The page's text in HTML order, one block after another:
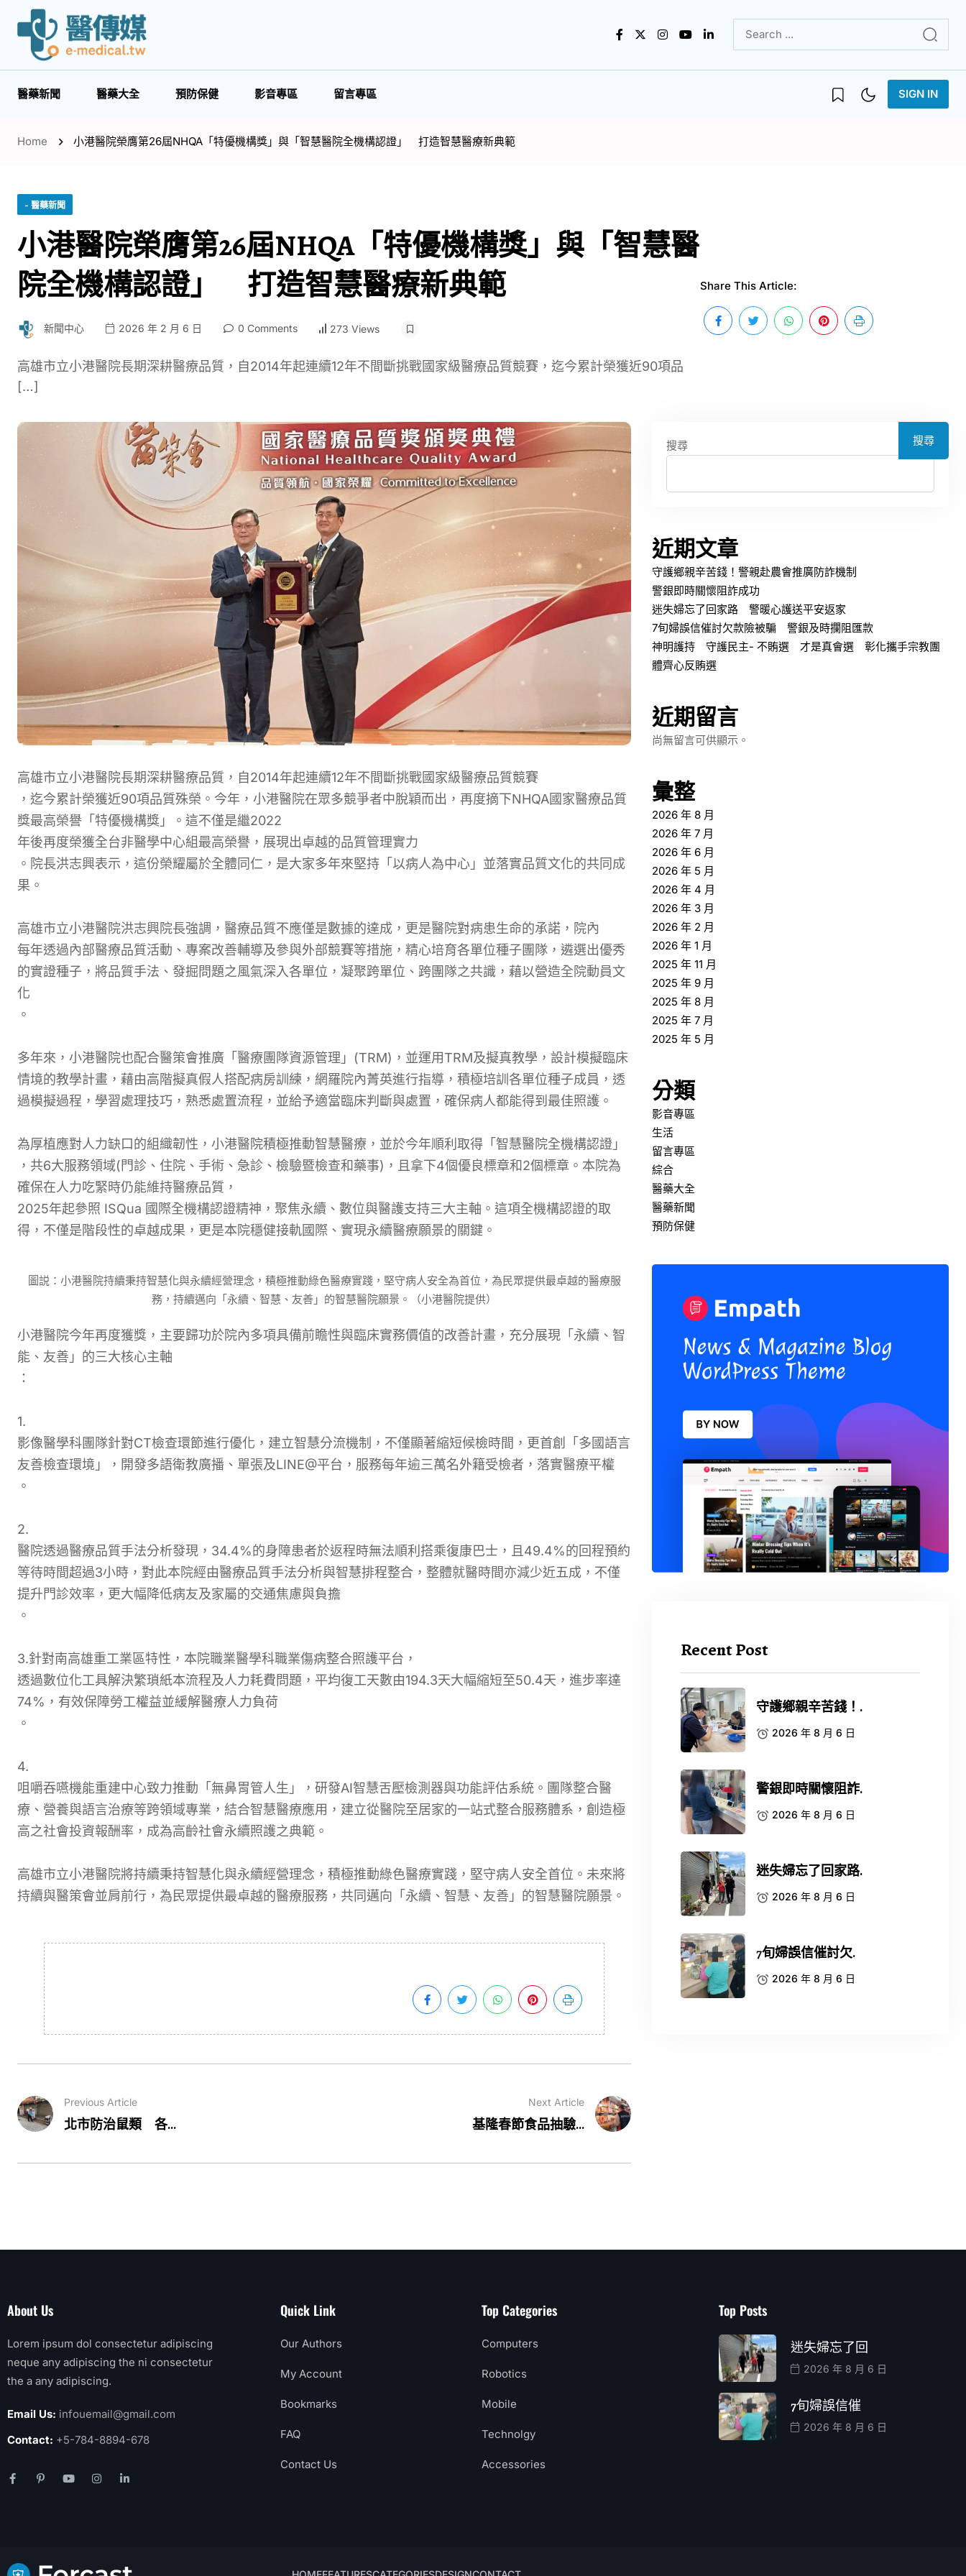
醫藥新聞 醫藥大全 預防保健 影音專區 留言專區 SIGN IN
Home 小港醫院榮膺第26屆NHQA「特優機構獎」與「智慧醫院全機構認證」 打造智慧醫療新典範
- 醫藥新聞
小港醫院榮膺第26屆NHQA「特優機構獎」與「智慧醫
院全機構認證」 打造智慧醫療新典範
新聞中心 2026 年 2 月 6 日 0 Comments 273 Views
高雄市立小港醫院長期深耕醫療品質，自2014年起連續12年不間斷挑戰國家級醫療品質競賽，迄今累計榮獲近90項品
[…]
Share This Article:
高雄市立小港醫院長期深耕醫療品質，自2014年起連續12年不間斷挑戰國家級醫療品質競賽
，迄今累計榮獲近90項品質殊榮。今年，小港醫院在眾多競爭者中脫穎而出，再度摘下NHQA國家醫療品質
獎最高榮譽「特優機構獎」。這不僅是繼2022
年後再度榮獲全台非醫學中心組最高榮譽 ，展現出卓越的品質管理實力
。院長洪志興表示，這份榮耀屬於全體同仁，是大家多年來堅持「以病人為中心」並落實品質文化的共同成
果。
高雄市立小港醫院洪志興院長強調，醫療品質不應僅是數據的達成，更是醫院對病患生命的承諾 ，院內
每年透過內部醫療品質活動、專案改善輔導及參與外部競賽等措施，精心培育各單位種子團隊，遴選出優秀
的實證種子，將品質手法、發掘問題之風氣深入各單位，凝聚跨單位、跨團隊之共識，藉以營造全院動員文
化
。
多年來，小港醫院也配合醫策會推廣「醫療團隊資源管理」(TRM)，並運用TRM及擬真教學，設計模擬臨床
情境的教學計畫，藉由高階擬真假人搭配病房訓練，網羅院內菁英進行指導，積極培訓各單位種子成員，透
過模擬過程，學習處理技巧，熟悉處置流程，並給予適當臨床判斷與處置，確保病人都能得到最佳照護。
為厚植應對人力缺口的組織韌性，小港醫院積極推動智慧醫療， 並於今年順利取得「智慧醫院全機構認證」
， 共6大服務領域(門診、住院、手術、急診、檢驗暨檢查和藥事)，且拿下4個優良標章和2個標章。 本院為
確保在人力吃緊時仍能維持醫療品質，
2025年起參照 ISQua 國際全機構認證精神，聚焦永續、數位與醫護支持三大主軸。這項全機構認證的取
得，不僅是階段性的卓越成果，更是本院穩健接軌國際、實現永續醫療願景的關鍵。
圖説：小港醫院持續秉持智慧化與永續經營理念，積極推動綠色醫療實踐，堅守病人安全為首位，為民眾提供最卓越的醫療服
務，持續邁向「永續、智慧、友善」的智慧醫院願景。（小港醫院提供）
小港醫院今年再度獲獎，主要歸功於院內多項具備前瞻性與臨床實務價值的改善計畫，充分展現「永續、智
能、友善」的三大核心主軸
：
1.
影像醫學科團隊針對CT檢查環節進行優化，建立智慧分流機制，不僅顯著縮短候檢時間，更首創「多國語言
友善檢查環境」，開發多語衛教廣播、單張及LINE@平台，服務每年逾三萬名外籍受檢者，落實醫療平權
。
2.
醫院透過醫療品質手法分析發現，34.4%的身障患者於返程時無法順利搭乘復康巴士，且49.4%的回程預約
等待時間超過3小時，對此本院經由醫療品質手法分析與智慧排程整合，整體就醫時間亦減少近五成，不僅
提升門診效率，更大幅降低病友及家屬的交通焦慮與負擔
。
3.針對南高雄重工業區特性，本院職業醫學科職業傷病整合照護平台 ，
透過數位化工具解決繁瑣紙本流程及人力耗費問題，平均復工天數由194.3天大幅縮短至50.4天，進步率達
74%，有效保障勞工權益並緩解醫療人力負荷
。
4.
咀嚼吞嚥機能重建中心致力推動「無鼻胃管人生」，研發AI智慧舌壓檢測器與功能評估系統。團隊整合醫
療、營養與語言治療等跨領域專業，結合智慧醫療應用，建立從醫院至居家的一站式整合服務體系，創造極
高之社會投資報酬率，成為高齡社會永續照護之典範。
高雄市立小港醫院將持續秉持智慧化與永續經營理念，積極推動綠色醫療實踐，堅守病人安全首位。未來將
持續與醫策會並肩前行，為民眾提供最卓越的醫療服務，共同邁向「永續、智慧、友善」的智慧醫院願景。
Previous Article
北市防治鼠類 各...
Next Article
基隆春節食品抽驗...
搜尋 搜尋
近期文章
守護鄉親辛苦錢！警親赴農會推廣防詐機制
警銀即時關懷阻詐成功
迷失婦忘了回家路 警暖心護送平安返家
7旬婦誤信催討欠款險被騙 警銀及時攔阻匯款
神明護持 守護民主- 不賄選 才是真會選 彰化攜手宗教團
體齊心反賄選
近期留言
尚無留言可供顯示。
彙整
2026 年 8 月
2026 年 7 月
2026 年 6 月
2026 年 5 月
2026 年 4 月
2026 年 3 月
2026 年 2 月
2026 年 1 月
2025 年 11 月
2025 年 9 月
2025 年 8 月
2025 年 7 月
2025 年 5 月
分類
影音專區
生活
留言專區
綜合
醫藥大全
醫藥新聞
預防保健
Recent Post
守護鄉親辛苦錢！.
2026 年 8 月 6 日
警銀即時關懷阻詐.
2026 年 8 月 6 日
迷失婦忘了回家路.
2026 年 8 月 6 日
7旬婦誤信催討欠.
2026 年 8 月 6 日
About Us
Lorem ipsum dol consectetur adipiscing
neque any adipiscing the ni consectetur
the a any adipiscing.
Email Us: infouemail@gmail.com
Contact: +5-784-8894-678
Quick Link
Our Authors
My Account
Bookmarks
FAQ
Contact Us
Top Categories
Computers
Robotics
Mobile
Technolgy
Accessories
Top Posts
迷失婦忘了回
2026 年 8 月 6 日
7旬婦誤信催
2026 年 8 月 6 日